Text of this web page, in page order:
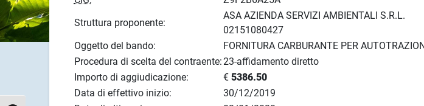
Struttura proponente:
ASA AZIENDA SERVIZI AMBIENTALI S.R.L.
02151080427
Oggetto del bando:
FORNITURA CARBURANTE PER
Procedura di scelta del contraente:23-affidamento diretto
Importo di aggiudicazione:
€ 5386.50
Data di effettivo inizio:
30/12/2019